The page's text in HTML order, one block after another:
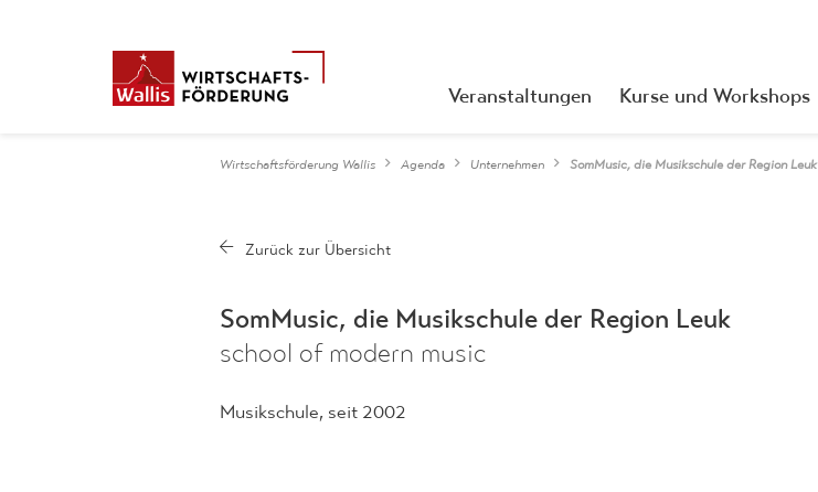
Veranstaltungen Kurse und Workshops
Wirtschaftsförderung Wallis Agenda Unternehmen SomMusic, die Musikschule der Region Leuk
SomMusic, die Musikschule der Region Leuk
school of modern music
Musikschule, seit 2002